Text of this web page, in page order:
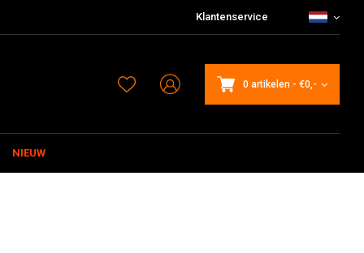
Klantenservice
0 artikelen - €0,-
NIEUW